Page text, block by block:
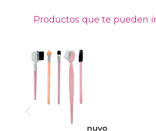
Productos que te pueden